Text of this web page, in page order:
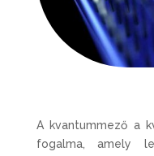
A kvantummező a
fogalma, amely